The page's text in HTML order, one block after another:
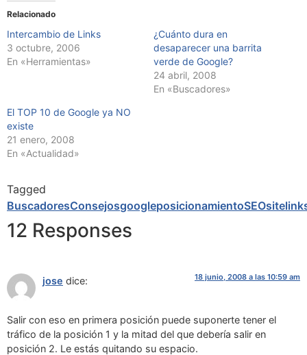
Relacionado
Intercambio de Links
3 octubre, 2006
En «Herramientas»
¿Cuánto dura en
desaparecer una barrita
verde de Google?
24 abril, 2008
En «Buscadores»
El TOP 10 de Google ya NO
existe
21 enero, 2008
En «Actualidad»
Tagged
BuscadoresConsejosgoogleposicionamientoSEO
12 Responses
jose dice: 18 junio, 2008 a las 10:59 am
Salir con eso en primera posición puede suponerte tener el
tráfico de la posición 1 y la mitad del que debería salir en
posición 2. Le estás quitando su espacio.